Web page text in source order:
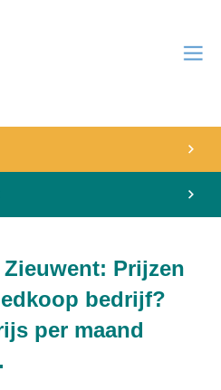
Prijzen
bedrijf?
per maand